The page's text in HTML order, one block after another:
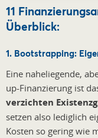
11
Überblick:
1. Bootstrapping:
Eine naheliegende,
up-Finanzierung ist
verzichten
setzen also lediglich
Kosten so gering wie